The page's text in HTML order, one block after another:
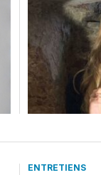
ENTRETIENS